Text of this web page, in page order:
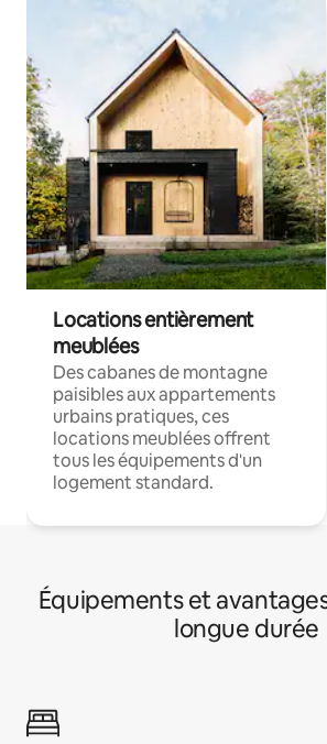
Locations entièrement
meublées
Des cabanes de montagne
paisibles aux appartements
urbains pratiques, ces
locations meublées offrent
tous les équipements d'un
logement standard.
Équipements et
longue durée